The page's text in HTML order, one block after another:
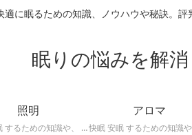
適に眠るための知識、ノウハウや秘訣。評
眠りの悩みを解消
照明
快眠 安眠 するための知識や、 枕 、 照明 、 アロマ など、おすすめの グッズ などを紹介。 快眠 安眠 のための 照明 フロアライト テーブルライト デスクライト スタンドライト など。
アロマ